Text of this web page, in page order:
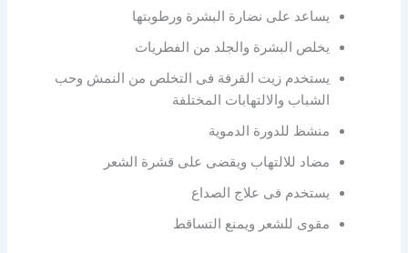
يساعد على نضارة البشرة ورطوبتها
يخلص البشرة والجلد من الفطريات
يستخدم زيت القرفة فى التخلص من النمش وحب
الشباب والالتهابات المختلفة
منشظ للدورة الدموية
مضاد للالتهاب ويقضى على قشرة الشعر
يستخدم فى علاج الصداع
مقوى للشعر ويمنع التساقط